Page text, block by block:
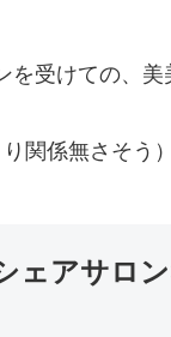
受けての、美
関係無さそう）
ェアサロ